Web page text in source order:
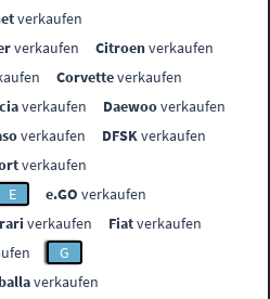
verkaufen
verkaufen Citroenverkaufen
Corvetteverkaufen
verkaufen Daewooverkaufen
verkaufen DFSKverkaufen
verkaufen
E e.GO verkaufen
verkaufen Fiatverkaufen
G
verkaufen